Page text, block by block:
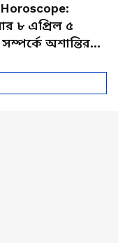
৮ এপ্রিল ৫
অশান্তির
রাশিফল